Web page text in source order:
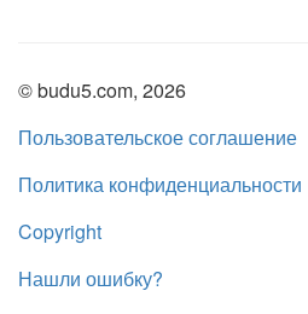
© budu5.com, 2026
Пользовательское соглашение
Политика конфиденциальности
Copyright
Нашли ошибку?